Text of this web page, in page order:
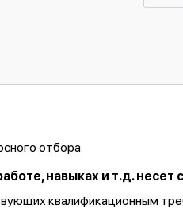
отбора:
навыках и т.д. несет
квалификационным